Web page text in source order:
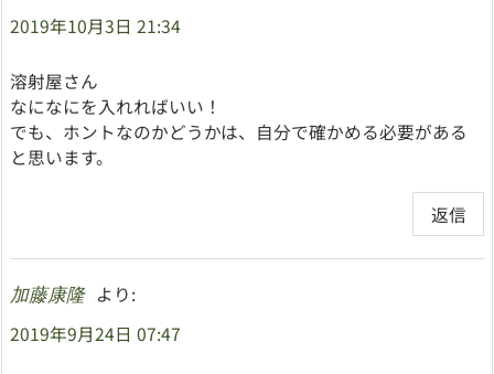
2019年10月3日 21:34
溶射屋さん
なになにを入れればいい！
でも、ホントなのかどうかは、自分で確かめる必要がある
と思います。
返信
加藤康隆
より:
2019年9月24日 07:47